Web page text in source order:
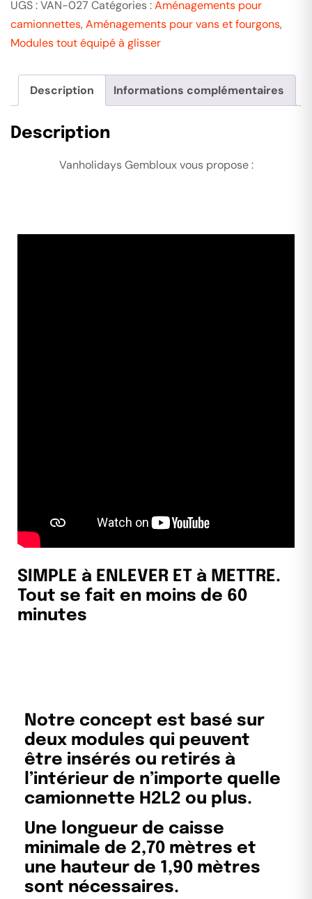
UGS :VAN-027 Catégories :Aménagements pour
camionnettes,Aménagements pour vans et fourgons,
Modules tout équipé à glisser
Description Informations complémentaires
Description
Vanholidays Gembloux vous propose :
SIMPLE à ENLEVER ET à METTRE.
Tout se fait en moins de 60
minutes
Notre concept est basé sur
deux modules qui peuvent
être insérés ou retirés à
l’intérieur de n’importe quelle
camionnette H2L2 ou plus.
Une longueur de caisse
minimale de 2,70 mètres et
une hauteur de 1,90 mètres
sont nécessaires.